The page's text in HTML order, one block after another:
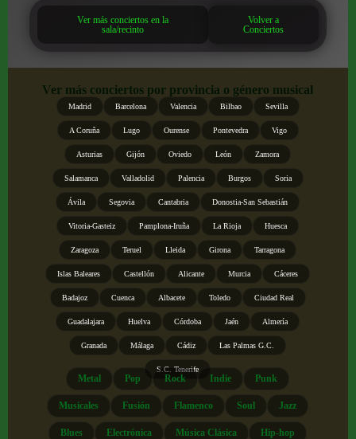
Ver más conciertos en la
sala/recinto
Volver a
Conciertos
Ver más conciertos por provincia o género musical
Madrid Barcelona Valencia Bilbao Sevilla
A Coruña Lugo Ourense Pontevedra Vigo
Asturias Gijón Oviedo León Zamora
Salamanca Valladolid Palencia Burgos Soria
Ávila Segovia Cantabria Donostia-San Sebastián
Vitoria-Gasteiz Pamplona-Iruña La Rioja Huesca
Zaragoza Teruel Lleida Girona Tarragona
Islas Baleares Castellón Alicante Murcia Cáceres
Badajoz Cuenca Albacete Toledo Ciudad Real
Guadalajara Huelva Córdoba Jaén Almería
Granada Málaga Cádiz Las Palmas G.C.
S.C. Tenerife
Metal Pop Rock Indie Punk
Musicales Fusión Flamenco Soul Jazz
Blues Electrónica Música Clásica Hip-hop